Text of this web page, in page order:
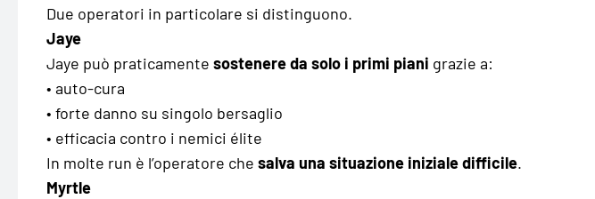
Due operatori in particolare si distinguono.
Jaye
Jaye può praticamente sostenere da solo i primi piani grazie a:
• auto-cura
• forte danno su singolo bersaglio
• efficacia contro i nemici élite
In molte run è l’operatore che salva una situazione iniziale difficile.
Myrtle